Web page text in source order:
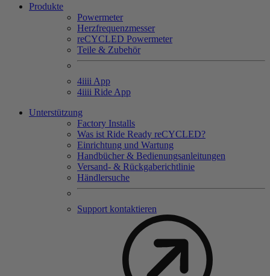
Produkte
Powermeter
Herzfrequenzmesser
reCYCLED Powermeter
Teile & Zubehör
4iiii App
4iiii Ride App
Unterstützung
Factory Installs
Was ist Ride Ready reCYCLED?
Einrichtung und Wartung
Handbücher & Bedienungsanleitungen
Versand- & Rückgaberichtlinie
Händlersuche
Support kontaktieren